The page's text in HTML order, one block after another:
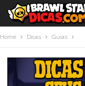
Home Dicas Guias